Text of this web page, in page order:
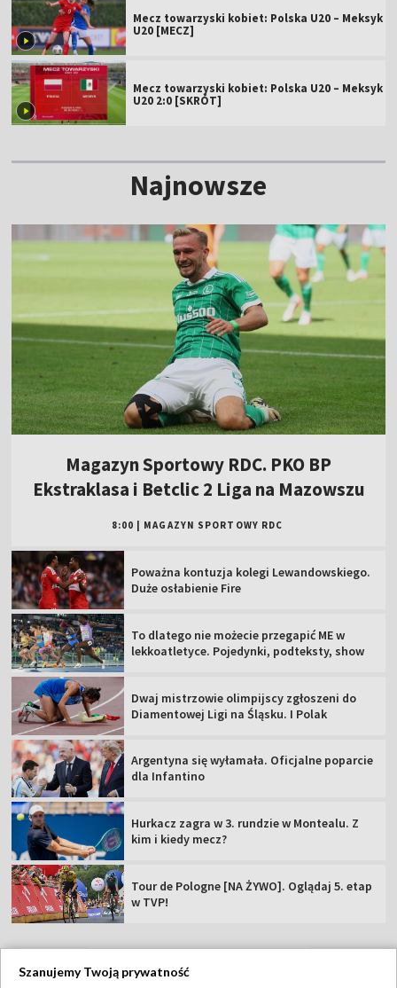
Mecz towarzyski kobiet: Polska U20 – Meksyk
U20 [MECZ]
Mecz towarzyski kobiet: Polska U20 – Meksyk
U20 2:0 [SKRÓT]
Najnowsze
Magazyn Sportowy RDC. PKO BP
Ekstraklasa i Betclic 2 Liga na Mazowszu
8:00 MAGAZYN SPORTOWY RDC
Poważna kontuzja kolegi Lewandowskiego.
Duże osłabienie Fire
To dlatego nie możecie przegapić ME w
lekkoatletyce. Pojedynki, podteksty, show
Dwaj mistrzowie olimpijscy zgłoszeni do
Diamentowej Ligi na Śląsku. I Polak
Argentyna się wyłamała. Oficjalne poparcie
dla Infantino
Hurkacz zagra w 3. rundzie w Montealu. Z
kim i kiedy mecz?
Tour de Pologne [NA ŻYWO]. Oglądaj 5. etap
w TVP!
Szanujemy Twoją prywatność